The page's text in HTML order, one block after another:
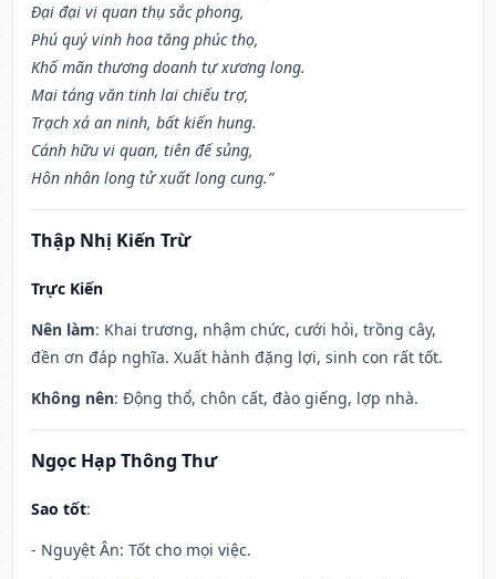
Đại đại vi quan thụ sắc phong,
Phú quý vinh hoa tăng phúc thọ,
Khố mãn thương doanh tự xương long.
Mai táng văn tinh lai chiếu trợ,
Trạch xá an ninh, bất kiến hung.
Cánh hữu vi quan, tiên đế sủng,
Hôn nhân long tử xuất long cung.”
Thập Nhị Kiến Trừ
Trực Kiến
Nên làm: Khai trương, nhậm chức, cưới hỏi, trồng cây,
đền ơn đáp nghĩa. Xuất hành đặng lợi, sinh con rất tốt.
Không nên: Động thổ, chôn cất, đào giếng, lợp nhà.
Ngọc Hạp Thông Thư
Sao tốt:
- Nguyệt Ân: Tốt cho mọi việc.